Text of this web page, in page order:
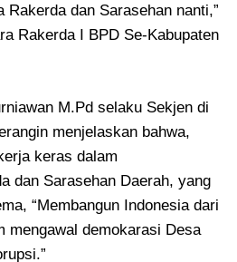
dan Sarasehan nanti,”
Rakerda I BPD Se-Kabupaten
M.Pd selaku Sekjen di
menjelaskan bahwa,
keras dalam
dan Sarasehan Daerah, yang
“Membangun Indonesia dari
mengawal demokarasi Desa